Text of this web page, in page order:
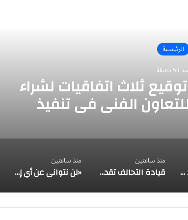
الرئيسية
دقيقة
ثلاث اتفاقيات لشراء
الفني في تنفيذ
الشمسية في سوريا
التحالف: إصابة عدد (11) من المدنيين بمنطقة نجران نتيجة اعتداءات إرهابية حوثية
منذ ساعتين
قيادة التحالف تقدم التعازي في شهداء القوات المسلحة اليمنية الأبطال نتيجة الهجوم الحوثي الغادر
منذ ساعتين
«لن نتوانى عن أي إجراء».. مصدر سعودي مسؤول: تقارير استخباراتية عن تنسيق مليشياوي بإشراف الحرس الثوري للاعتداء على المملكة